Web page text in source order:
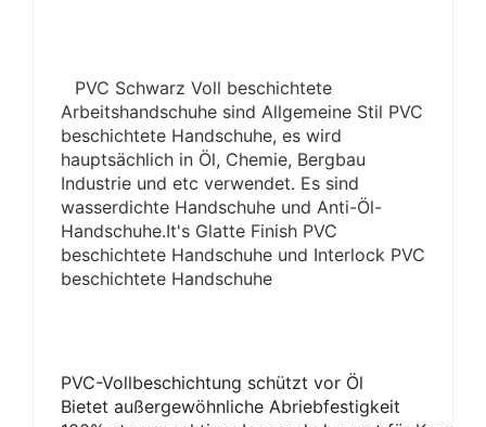
PVC Schwarz Voll beschichtete
Arbeitshandschuhe sind Allgemeine Stil PVC
beschichtete Handschuhe, es wird
hauptsächlich in Öl, Chemie, Bergbau
Industrie und etc verwendet. Es sind
wasserdichte Handschuhe und Anti-Öl-
Handschuhe.It's Glatte Finish PVC
beschichtete Handschuhe und Interlock PVC
beschichtete Handschuhe
PVC-Vollbeschichtung schützt vor Öl
Bietet außergewöhnliche Abriebfestigkeit